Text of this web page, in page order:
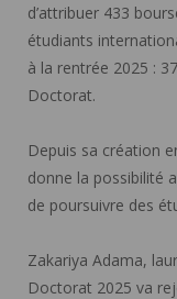
d’attribuer 433
étudiants
à la rentrée 2025 :
Doctorat.
Depuis sa création
donne la possibilité
de poursuivre des
Zakariya Adama,
Doctorat 2025 va